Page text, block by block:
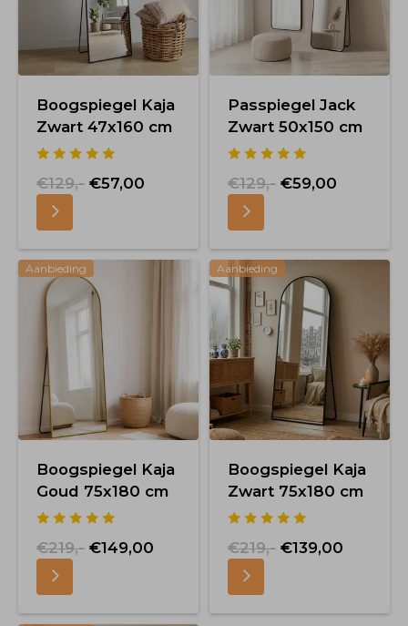
Boogspiegel Kaja
Zwart 47x160 cm
€129,- €57,00
Passpiegel Jack
Zwart 50x150 cm
€129,- €59,00
Aanbieding
Boogspiegel Kaja
Goud 75x180 cm
€219,- €149,00
Aanbieding
Boogspiegel Kaja
Zwart 75x180 cm
€219,- €139,00